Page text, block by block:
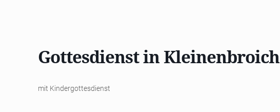
Gottesdienst in Kleinenbroich
mit Kindergottesdienst